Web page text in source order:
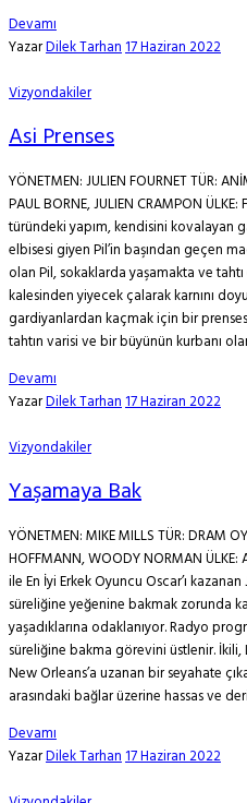
Devamı
YazarDilek Tarhan17 Haziran 2022
Vizyondakiler
Asi Prenses
YÖNETMEN: JULIEN FOURNET TÜR:
PAUL BORNE, JULIEN CRAMPON
türündeki yapım, kendisini kovalayan
elbisesi giyen Pil’in başından geçen
olan Pil, sokaklarda yaşamakta ve
kalesinden yiyecek çalarak karnını
gardiyanlardan kaçmak için bir
tahtın varisi ve bir büyünün kurbanı
Devamı
YazarDilek Tarhan17 Haziran 2022
Vizyondakiler
Yaşamaya Bak
YÖNETMEN: MIKE MILLS TÜR: DRAM
HOFFMANN, WOODY NORMAN
ile En İyi Erkek Oyuncu Oscar’ı
süreliğine yeğenine bakmak zorunda
yaşadıklarına odaklanıyor. Radyo
süreliğine bakma görevini üstlenir. İkili,
New Orleans’a uzanan bir seyahate
arasındaki bağlar üzerine hassas ve
Devamı
YazarDilek Tarhan17 Haziran 2022